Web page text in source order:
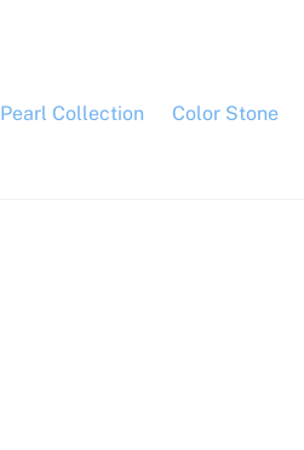
Pearl Collection Color Stone